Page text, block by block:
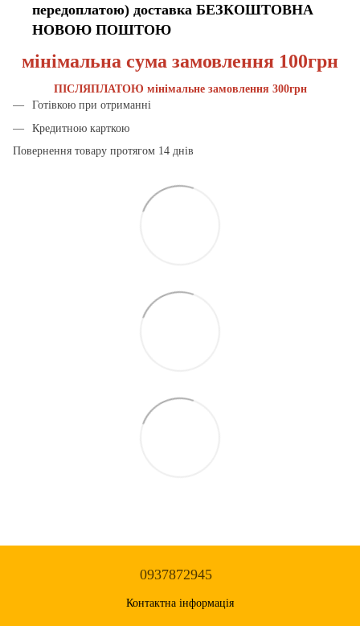
передоплатою) доставка БЕЗКОШТОВНА
НОВОЮ ПОШТОЮ
мінімальна сума замовлення 100грн
ПІСЛЯПЛАТОЮ мінімальне замовлення 300грн
Готівкою при отриманні
Кредитною карткою
Повернення товару протягом 14 днів
0937872945
Контактна інформація